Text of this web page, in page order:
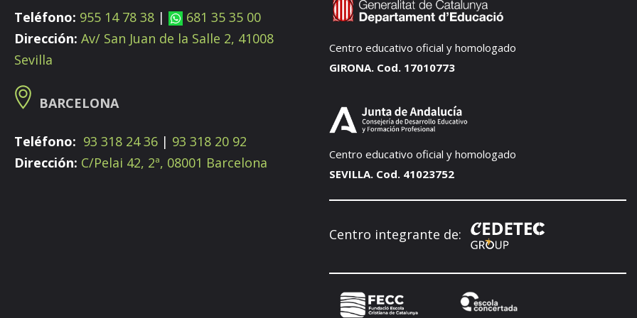
Teléfono: 955 14 78 38 |
681 35 35 00
Dirección: Av/ San Juan de la Salle 2, 41008
Sevilla
BARCELONA
Teléfono: 93 318 24 36 | 93 318 20 92
Dirección: C/Pelai 42, 2ª, 08001 Barcelona
Centro educativo oficial y homologado
GIRONA. Cod. 17010773
Centro educativo oficial y homologado
SEVILLA. Cod. 41023752
Centro integrante de: